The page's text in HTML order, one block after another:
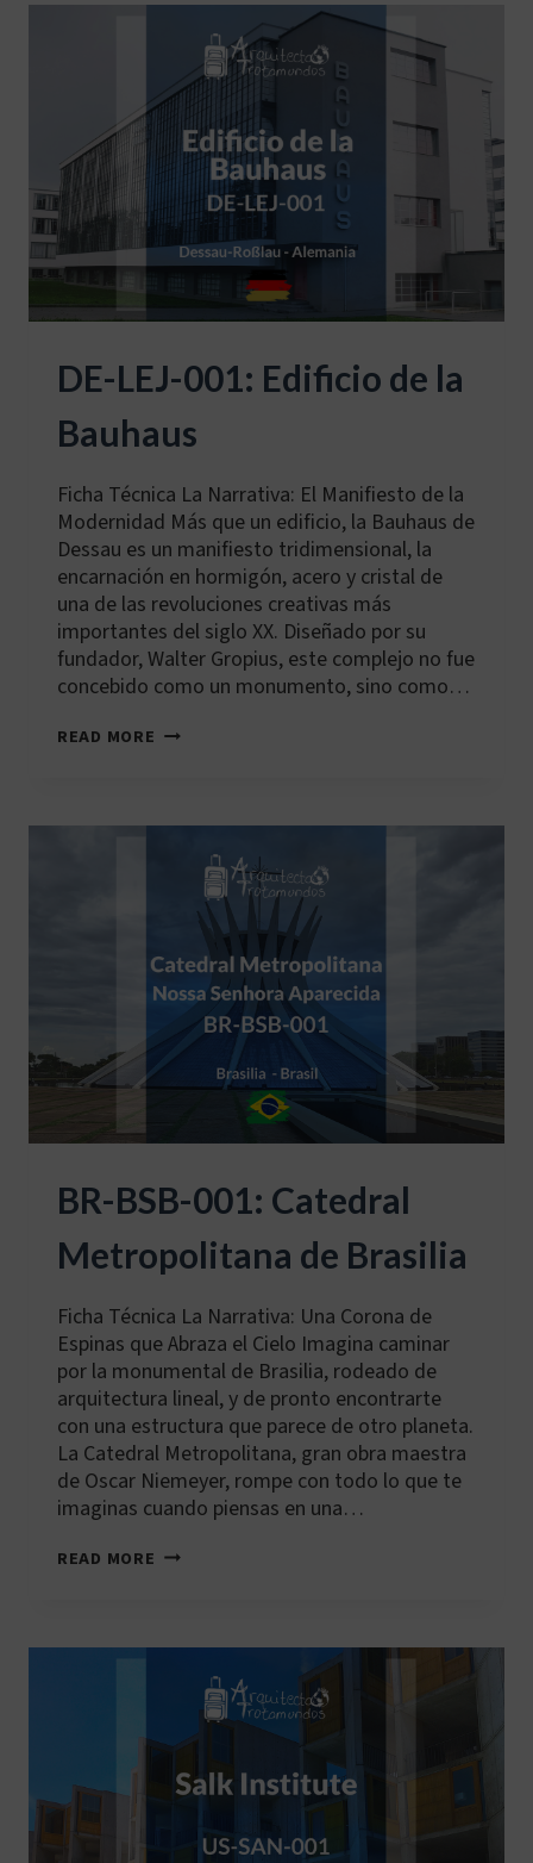
(PABELLÓN
ALEMÁN)
DE-LEJ-001: Edificio de la
Bauhaus
Ficha Técnica La Narrativa: El Manifiesto de la
Modernidad Más que un edificio, la Bauhaus de
Dessau es un manifiesto tridimensional, la
encarnación en hormigón, acero y cristal de
una de las revoluciones creativas más
importantes del siglo XX. Diseñado por su
fundador, Walter Gropius, este complejo no fue
concebido como un monumento, sino como…
READ MORE DE-
BAUHAUS
BR-BSB-001: Catedral
Metropolitana de Brasilia
Ficha Técnica La Narrativa: Una Corona de
Espinas que Abraza el Cielo Imagina caminar
por la monumental de Brasilia, rodeado de
arquitectura lineal, y de pronto encontrarte
con una estructura que parece de otro planeta.
La Catedral Metropolitana, gran obra maestra
de Oscar Niemeyer, rompe con todo lo que te
imaginas cuando piensas en una…
READ MORE BR-
BRASILIA